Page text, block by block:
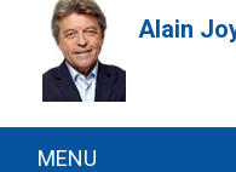
Alain
MENU